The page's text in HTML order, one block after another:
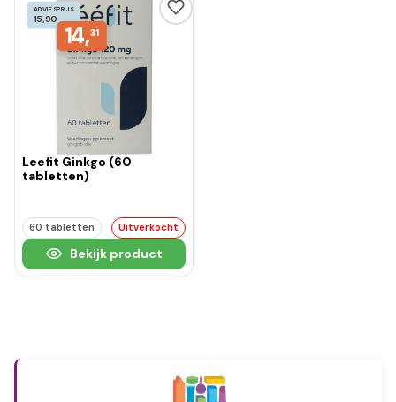
ADVIESPRIJS
15,90
14,31
Leefit Ginkgo (60
tabletten)
60 tabletten Uitverkocht
Bekijk product